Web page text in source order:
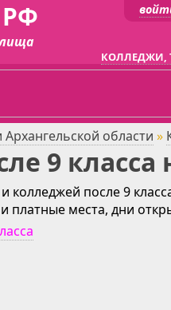
КОЛЛЕДЖИ,
области »
9
колледжей после 9
платные места, дни